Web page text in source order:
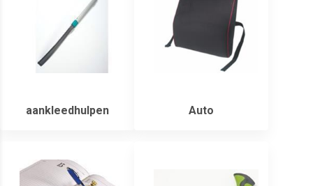
aankleedhulpen Auto